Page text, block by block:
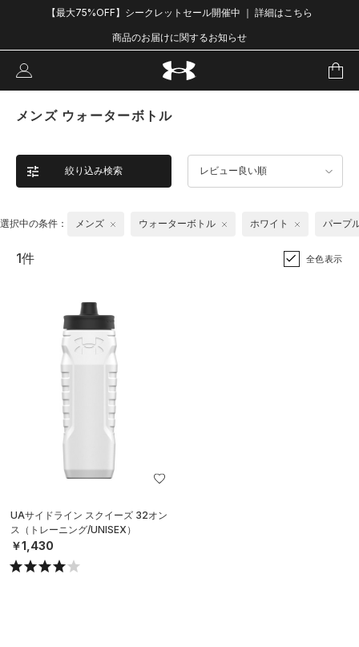
【最大75%OFF】シークレットセール開催中 ｜ 詳細はこちら
商品のお届けに関するお知らせ
メンズ ウォーターボトル
絞り込み検索 レビュー良い順
選択中の条件： メンズ ウォーターボトル ホワイト パープ
1件 全色表示
UAサイドライン スクイーズ 32オン
ス（トレーニング/UNISEX）
￥1,430